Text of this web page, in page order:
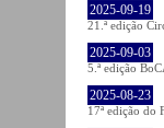
2025-09-19
21.ª edição
2025-09-03
5.ª edição
2025-08-23
17ª edição do